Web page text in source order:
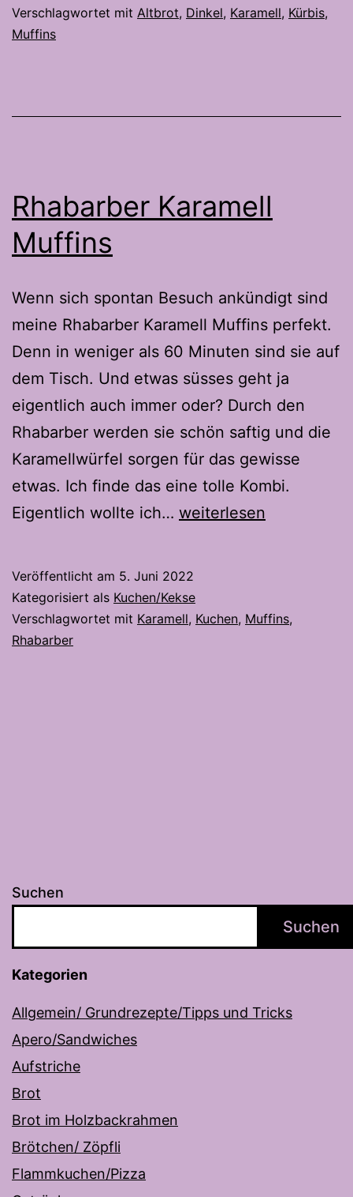
Verschlagwortet mit Altbrot, Dinkel, Karamell, Kürbis,
Muffins
Rhabarber Karamell
Muffins
Wenn sich spontan Besuch ankündigt sind
meine Rhabarber Karamell Muffins perfekt.
Denn in weniger als 60 Minuten sind sie auf
dem Tisch. Und etwas süsses geht ja
eigentlich auch immer oder? Durch den
Rhabarber werden sie schön saftig und die
Karamellwürfel sorgen für das gewisse
etwas. Ich finde das eine tolle Kombi.
Eigentlich wollte ich… Rhabarber
weiterlesen
Veröffentlicht am 5. Juni 2022
Kategorisiert als Kuchen/Kekse
Verschlagwortet mit Karamell, Kuchen, Muffins,
Rhabarber
Suchen
Suchen
Kategorien
Allgemein/ Grundrezepte/Tipps und Tricks
Apero/Sandwiches
Aufstriche
Brot
Brot im Holzbackrahmen
Brötchen/ Zöpfli
Flammkuchen/Pizza